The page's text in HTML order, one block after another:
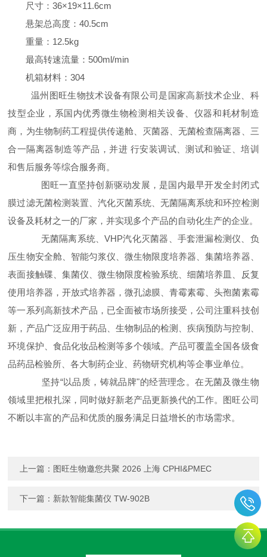
尺寸：36×19×11.6cm
悬架总高度：40.5cm
重量：12.5kg
最高转速流量：500ml/min
机箱材料：304
温州图旺生物技术设备有限公司是国家高新技术企业、科
技型企业，系国内优秀微生物检测相关设备、仪器和耗材制造
商，为生物制药工程提供传递舱、灭菌器、无菌检查隔离器、三
合一隔离器制造等产品，并进 行安装调试、测试和验证、培训
和售后服务等综合服务商。
图旺一直坚持创新驱动发展，是国内最早开发全封闭式
膜过滤无菌检测装置、汽化灭菌系统、无菌隔离系统和环控检测
设备及耗材之一的厂家，并实现多个产品的自动化生产的企业。
无菌隔离系统、VHP汽化灭菌器、手套泄漏检测仪、负
压生物安全舱、智能匀浆仪、微生物限度培养器、集菌培养器、
表面接触碟、集菌仪、微生物限度检验系统、细菌培养皿、反复
使用培养器，开放式培养器，微孔滤膜、青霉素霉、头孢菌素霉
等一系列高新技术产品，已全面被市场所接受，公司注重科技创
新，产品广泛应用于药品、生物制品的检测、疾病预防与控制、
环境保护、食品化妆品检测等多个领域。产品可覆盖全国各级食
品药品检验所、各大制药企业、药物研究机构等企事业单位。
坚持“以品质，铸就品牌"的经营理念。在无菌及微生物
领域里把根扎深，同时做好新老产品更新换代的工作。图旺公司
不断以丰富的产品和优质的服务满足日益增长的市场需求。
上一篇： 图旺生物邀您共聚 2026 上海 CPHI&PMEC
下一篇： 新款智能集菌仪 TW-902B